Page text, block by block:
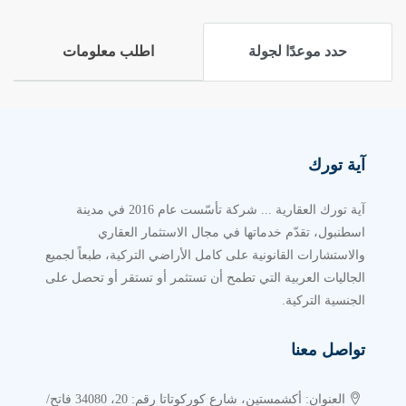
وحدات تجارية مختارة ضمن المشروع تخدم
الاحتياجات اليومية للسكان.
مترو حاجي عثمان Hacıosman: حوالي 3 كم.
مترو دار الشفقة Darüşşafaka: حوالي 1.9 كم.
مول إستينيا بارك İstinye Park AVM: حوالي 1.6 كم.
مارينا إستينيا İstinye Marina: حوالي 1.5 كم.
شارع Büyükdere الحيوي: دقائق قليلة بالسيارة.
غابة بلغراد Belgrad Ormanı: حوالي 20 دقيقة.
حدد موعدًا لجولة اطلب معلومات
آية تورك
آية تورك العقارية ... شركة تأسّست عام 2016 في مدينة
اسطنبول، تقدّم خدماتها في مجال الاستثمار العقاري
والاستشارات القانونية على كامل الأراضي التركية، طبعاً لجميع
الجاليات العربية التي تطمح أن تستثمر أو تستقر أو تحصل على
الجنسية التركية.
تواصل معنا
العنوان: أكشمستين، شارع كوركوتاتا رقم: 20، 34080 فاتح/